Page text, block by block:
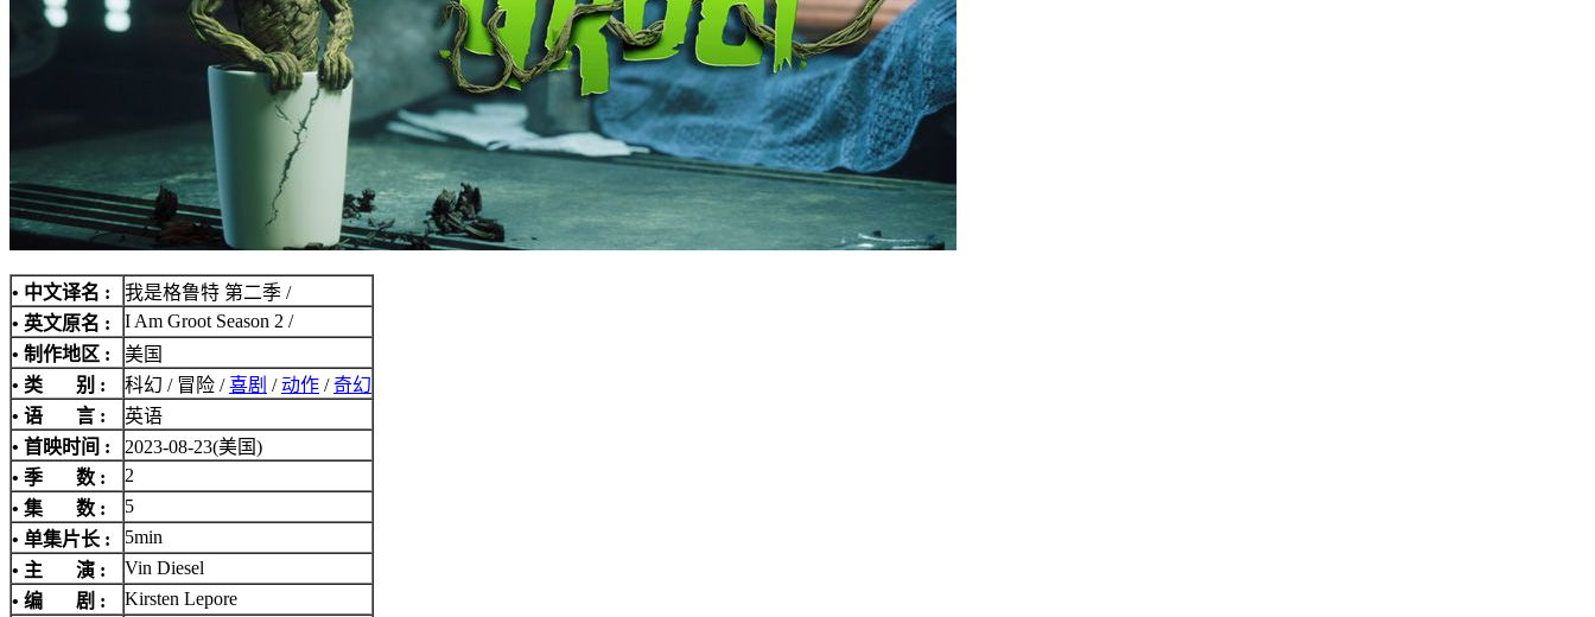
• 中文译名 :
我是格鲁特 第二季 /
• 英文原名 :
I Am Groot Season 2 /
• 制作地区 :
美国
• 类 别 :
科幻 / 冒险 /喜剧 /动作 /奇幻
• 语 言 :
英语
• 首映时间 :
2023-08-23(美国)
• 季 数 :
2
• 集 数 :
5
• 单集片长 :
5min
• 主 演 :
Vin Diesel
• 编 剧 :
Kirsten Lepore